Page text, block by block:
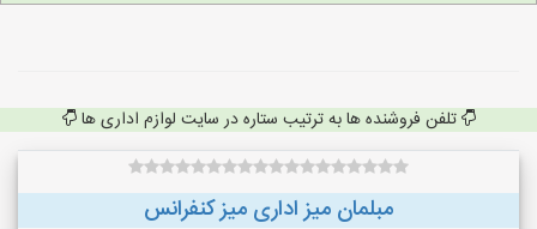
تلفن فروشنده ها به ترتیب ستاره در سایت لوازم اداری ها
مبلمان میز اداری میز کنفرانس